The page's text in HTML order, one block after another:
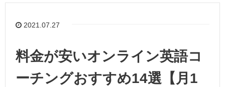
2021.07.27
料金が安いオンライン英語コ
ーチングおすすめ14選【月1